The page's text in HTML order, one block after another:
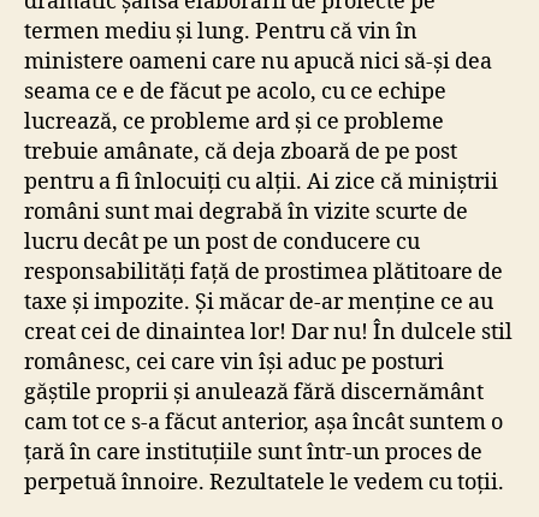
termen mediu și lung. Pentru că vin în
ministere oameni care nu apucă nici să-și dea
seama ce e de făcut pe acolo, cu ce echipe
lucrează, ce probleme ard și ce probleme
trebuie amânate, că deja zboară de pe post
pentru a fi înlocuiți cu alții. Ai zice că miniștrii
români sunt mai degrabă în vizite scurte de
lucru decât pe un post de conducere cu
responsabilități față de prostimea plătitoare de
taxe și impozite. Și măcar de-ar menține ce au
creat cei de dinaintea lor! Dar nu! În dulcele stil
românesc, cei care vin își aduc pe posturi
găștile proprii și anulează fără discernământ
cam tot ce s-a făcut anterior, așa încât suntem o
țară în care instituțiile sunt într-un proces de
perpetuă înnoire. Rezultatele le vedem cu toții.